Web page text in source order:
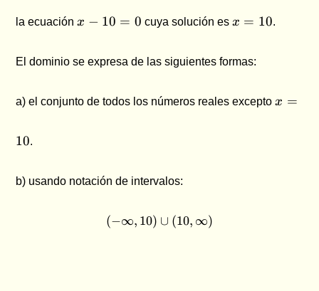
la ecuación10
0
x − 10 = 0 cuya solución es =
x = 10.
El dominio se expresa de las siguientes formas:
a) el conjunto de todos los números reales excepto=
x =
10.
b) usando notación de intervalos:
(-\infty , 10) \cup (10,
(−∞, 10) ∪ (10, ∞)